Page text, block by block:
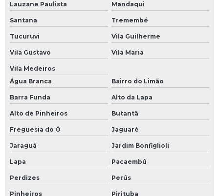
Manutenção preventiva de nobreak
Manutenção preventiva de ups
Manutenção preventiva em inversor
Manutenção preventiva inversor de frequência
Manutenção preventiva servo motor
Mini cpu industrial
Módulo comum profibus
Modulo de clp
Módulo de comunicação plc
Módulo de comunicação profibus
Lauzane Paulista Mandaqui
Santana Tremembé
Tucuruvi Vila Guilherme
Vila Gustavo Vila Maria
Vila Medeiros
Água Branca
Bairro do Limão
Barra Funda Alto da Lapa
Alto de Pinheiros Butantã
Freguesia do Ó Jaguaré
Jaraguá Jardim Bonfiglioli
Lapa Pacaembú
Perdizes Perús
Pinheiros Pirituba